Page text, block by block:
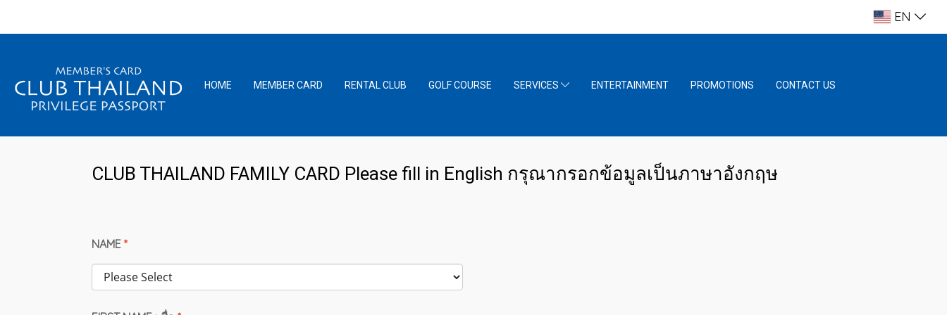
EN
HOME MEMBER CARD RENTAL CLUB GOLF COURSE SERVICES ENTERTAINMENT PROMOTIONS CONTACT US
CLUB THAILAND FAMILY CARD Please fill in English กรุณากรอกข้อมูลเป็นภาษาอังกฤษ
NAME *